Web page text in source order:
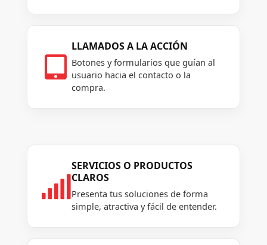

LLAMADOS A LA ACCIÓN
Botones y formularios que guían al
usuario hacia el contacto o la
compra.

SERVICIOS O PRODUCTOS
CLAROS
Presenta tus soluciones de forma
simple, atractiva y fácil de entender.